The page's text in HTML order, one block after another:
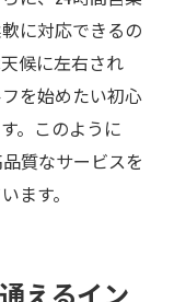
に対応できるの
候に左右され
を始めたい初心
。このように
質なサービスを
ます。
えるイン